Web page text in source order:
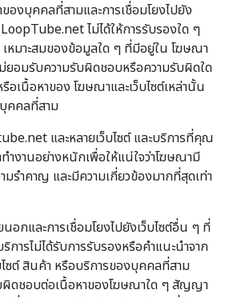
องบุคคลที่สามและการเชื่อมโยงไปยัง
ไม่ได้ให้การรับรองใด ๆ
หมาะสมของข้อมูลใด ๆ ที่มีอยู่ใน โฆษณา
ม่ยอมรับความรับผิดชอบหรือความรับผิดใด
อเนื้อหาของ โฆษณาและเว็บไซต์เหล่านั้น
บุคคลที่สาม
และหลายเว็บไซต์ และบริการที่คุณ
ทำงานอย่างหนักเพื่อให้แน่ใจว่าโฆษณามี
มรำคาญ และมีความเกี่ยวข้องมากที่สุดเท่า
กและการเชื่อมโยงไปยังเว็บไซต์อื่น ๆ ที่
ารไม่ได้รับการรับรองหรือคำแนะนำจาก
ซต์ สินค้า หรือบริการของบุคคลที่สาม
ผิดชอบต่อเนื้อหาของโฆษณาใด ๆ สัญญา